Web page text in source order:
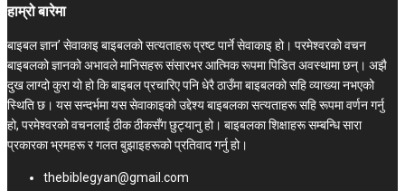
हाम्रो बारेमा
बाइबल ज्ञान’ सेवाकाइ बाइबलको सत्यताहरू प्रष्ट पार्ने सेवाकाइ हो। परमेश्‍वरको वचन
बाइबलको ज्ञानको अभावले मानिसहरू संसारभर आत्मिक रूपमा पिडित अवस्थामा छन्। अझै
दुख लाग्दो कुरा यो हो कि बाइबल प्रचारिए पनि धेरै ठाउँमा बाइबलको सहि व्याख्या नभएको
स्थिति छ। यस सन्दर्भमा यस सेवाकाइको उद्देश्य बाइबलका सत्यताहरू सहि रूपमा वर्णन गर्नु
हो, परमेश्वरको वचनलाई ठीक ठीकसँग छुट्यानु हो। बाइबलका शिक्षाहरू सम्बन्धि सारा
प्रकारका भ्रमहरू र गलत बुझाइहरूको प्रतिवाद गर्नु हो।
thebiblegyan@gmail.com